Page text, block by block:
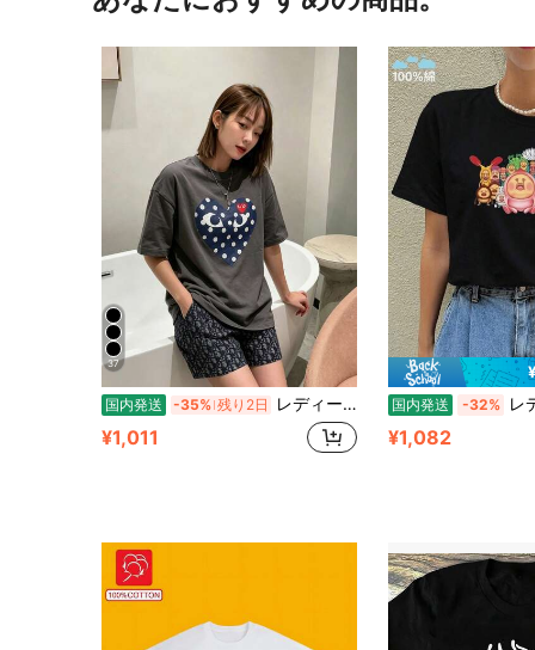
37
国内発送 -35% 残り2日 レディース 綿素材 プリント柄 半袖 T シャツ クルーネック カジュアル 柔らか肌触り 通気性良好 夏新作 普段着 通勤着 おしゃれデイリーカジュアルトップス
¥1,011
国内発送 -32% レディース コットン 半袖 ラ
¥1,082